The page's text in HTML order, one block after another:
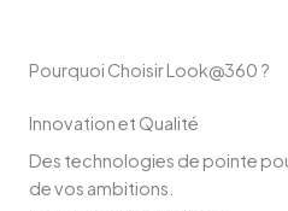
Pourquoi Choisir Look@360 ?
Innovation et Qualité
Des technologies de pointe
de vos ambitions.